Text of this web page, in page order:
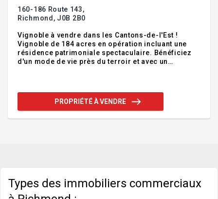
160-186 Route 143,
Richmond, J0B 2B0
Vignoble à vendre dans les Cantons-de-l'Est !
Vignoble de 184 acres en opération incluant une
résidence patrimoniale spectaculaire. Bénéficiez
d'un mode de vie près du terroir et avec un
vue imprenable sur la campagne environnante. Sur
un lot distinct, se trouve la demeure principale
PROPRIÉTÉ À VENDRE
Types des immobiliers commerciaux